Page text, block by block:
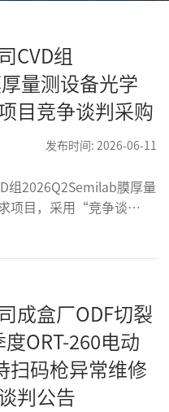
CVD组
量测设备光学
目竞争谈判采购
发布时间: 2026-06-11
组2026Q2Semilab膜厚量
项目，采用“竞争谈
成盒厂ODF切裂
ORT-260电动
扫码枪异常维修
判公告